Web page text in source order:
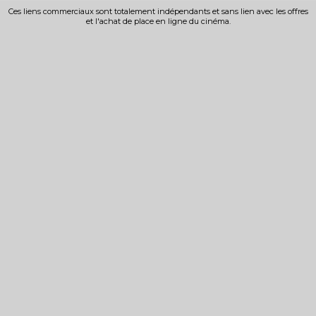
Ces liens commerciaux sont totalement indépendants et sans lien avec les offres
et l'achat de place en ligne du cinéma.